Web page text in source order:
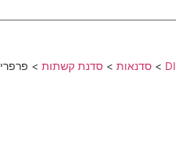
> סדנאות > סדנת קשתות >